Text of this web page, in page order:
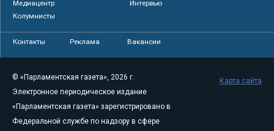
Медиацентр
Интервью
Колумнисты
Контакты Реклама Вакансии
© «Парламентская газета», 2026 г.
Электронное периодическое издание
«Парламентская газета» зарегистрировано в
Федеральной службе по надзору в сфере
Карта сайта